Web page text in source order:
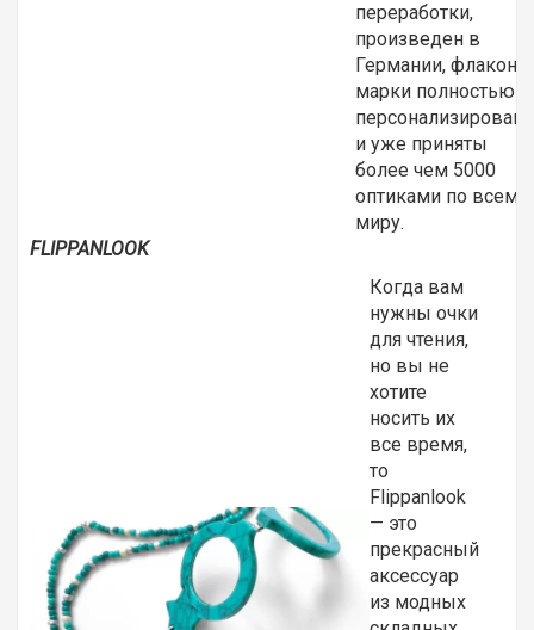
переработки,
произведен в
Германии, флаконы
марки полностью
и уже приняты
более чем 5000
оптиками по всему
миру.
FLIPPANLOOK
Когда вам
нужны очки
для чтения,
но вы не
хотите
носить их
все время,
то
Flippanlook
— это
прекрасный
аксессуар
из модных